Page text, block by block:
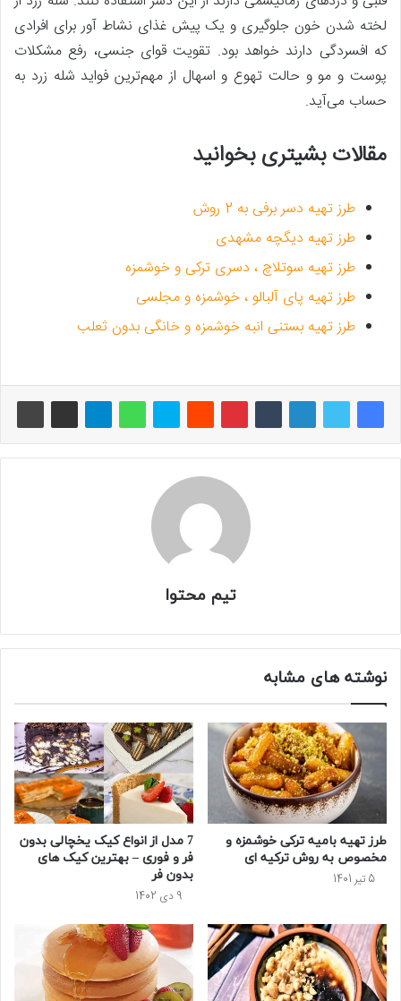
لخته شدن خون جلوگیری و یک پیش غذای نشاط آور برای افرادی
که افسردگی دارند خواهد بود. تقویت قوای جنسی، رفع مشکلات
پوست و مو و حالت تهوع و اسهال از مهم‌ترین فواید شله زرد به
حساب می‌آید.
مقالات بشیتری بخوانید
طرز تهیه دسر برفی به 2 روش
طرز تهیه دیگچه مشهدی
طرز تهیه سوتلاچ ، دسری ترکی و خوشمزه
طرز تهیه پای آلبالو ، خوشمزه و مجلسی
طرز تهیه بستنی انبه خوشمزه و خانگی بدون ثعلب
تیم محتوا
نوشته های مشابه
طرز تهیه بامیه ترکی خوشمزه و
مخصوص به روش ترکیه ای
5 تیر 1401
7 مدل از انواع کیک یخچالی بدون
فر و فوری – بهترین کیک های
بدون فر
9 دی 1402